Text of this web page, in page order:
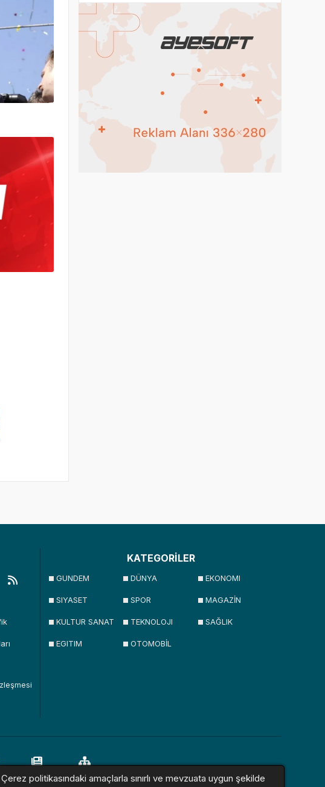
KATEGORİLER
GUNDEM DÜNYA EKONOMI
SIYASET SPOR MAGAZİN
KULTUR SANAT TEKNOLOJI SAĞLIK
EGITIM OTOMOBİL
Resmi İlanlarSitemap
Çerez politikasındaki amaçlarla sınırlı ve mevzuata uygun şekilde